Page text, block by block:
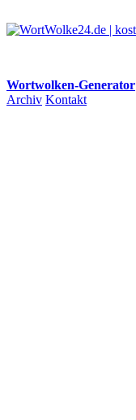
Wortwolken-Generator
Archiv Kontakt